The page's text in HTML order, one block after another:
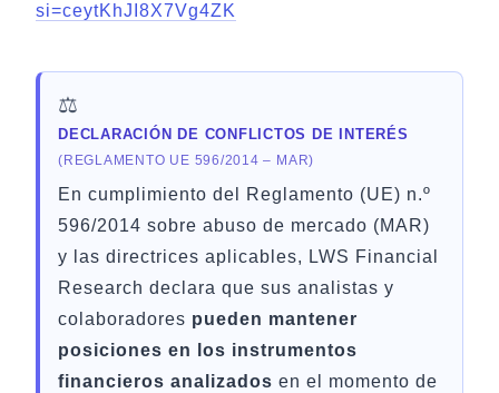
si=ceytKhJI8X7Vg4ZK
⚖️
DECLARACIÓN DE CONFLICTOS DE INTERÉS
(REGLAMENTO UE 596/2014 – MAR)
En cumplimiento del Reglamento (UE) n.º
596/2014 sobre abuso de mercado (MAR)
y las directrices aplicables, LWS Financial
Research declara que sus analistas y
colaboradores pueden mantener
posiciones en los instrumentos
financieros analizados en el momento de